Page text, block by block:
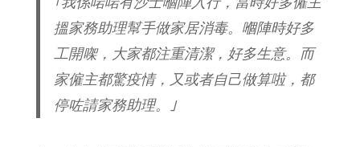
搵家務助理幫手做家居消毒。嗰陣時好多
工開㗎，大家都注重清潔，好多生意。而
家僱主都驚疫情，又或者自己做算啦，都
停咗請家務助理。｣